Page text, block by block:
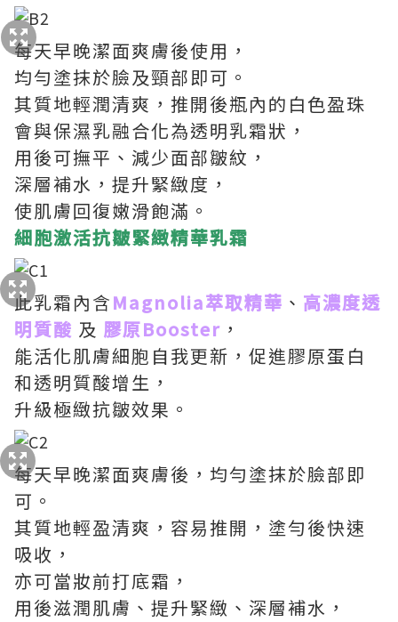
每天早晚潔面爽膚後使用，
均勻塗抹於臉及頸部即可。
其質地輕潤清爽，推開後瓶內的白色盈珠
會與保濕乳融合化為透明乳霜狀，
用後可撫平、減少面部皺紋，
深層補水，提升緊緻度，
使肌膚回復嫩滑飽滿。
細胞激活抗皺緊緻精華乳霜
此乳霜內含Magnolia萃取精華 、 高濃度透
明質酸 及 膠原Booster ，
能活化肌膚細胞自我更新，促進膠原蛋白
和透明質酸增生，
升級極緻抗皺效果。
每天早晚潔面爽膚後，均勻塗抹於臉部即
可。
其質地輕盈清爽，容易推開，塗勻後快速
吸收，
亦可當妝前打底霜，
用後滋潤肌膚、提升緊緻、深層補水，